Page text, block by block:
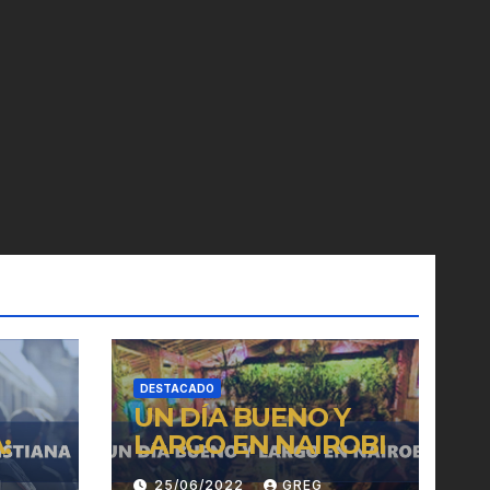
DESTACADO
UN DÍA BUENO Y
LARGO EN NAIROBI
25/06/2022 GREG